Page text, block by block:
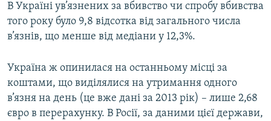
В Україні ув’язнених за вбивство чи спробу вбивства
того року було 9,8 відсотка від загального числа
в’язнів, що менше від медіани у 12,3%.
Україна ж опинилася на останньому місці за
коштами, що виділялися на утримання одного
в’язня на день (це вже дані за 2013 рік) – лише 2,68
євро в перерахунку. В Росії, за даними цієї держави,